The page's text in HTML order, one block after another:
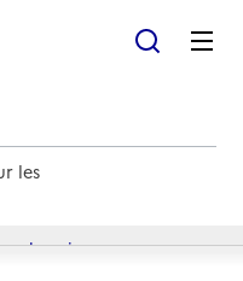
les
besoin